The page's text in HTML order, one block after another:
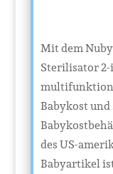
Mit dem
Sterilisator
Babykost
des US-
Babyartikel